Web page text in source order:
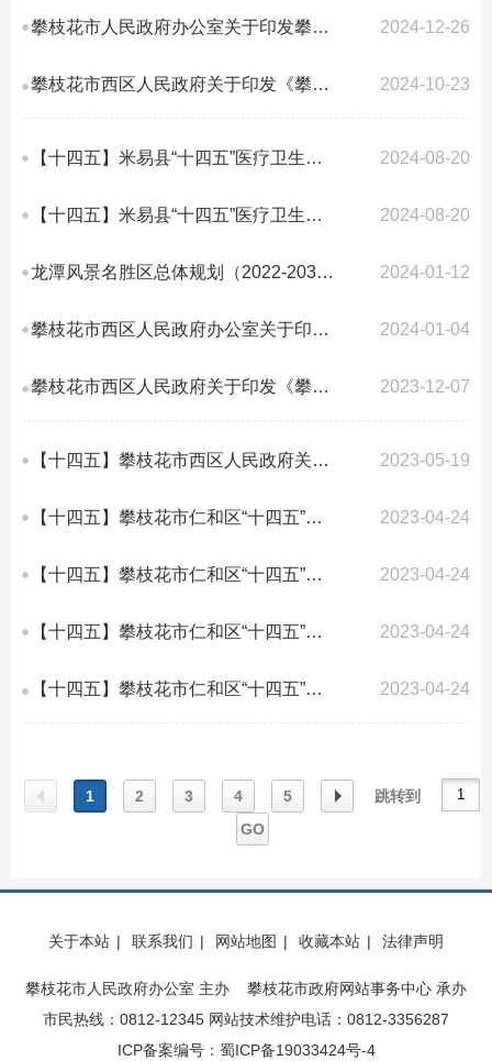
攀枝花市人民政府办公室关于印发攀枝花市地质灾害避险搬迁专项规划（2023—2027... 2024-12-26
攀枝花市西区人民政府关于印发《攀枝花市西区国家生态文明建设示范区规划（2023... 2024-10-23
【十四五】米易县“十四五”医疗卫生服务体系规划解读 2024-08-20
【十四五】米易县“十四五”医疗卫生服务体系规划 2024-08-20
龙潭风景名胜区总体规划（2022-2035年） 2024-01-12
攀枝花市西区人民政府办公室关于印发《攀枝花市西区“十四五”医疗卫生服务体系... 2024-01-04
攀枝花市西区人民政府关于印发《攀枝花市西区“十四五”生态环境保护规划》的通... 2023-12-07
【十四五】攀枝花市西区人民政府关于印发《攀枝花市西区“十四五”工业发展规划... 2023-05-19
【十四五】攀枝花市仁和区“十四五”促进就业和社会保障事业发展规划 2023-04-24
【十四五】攀枝花市仁和区“十四五”卫生健康发展规划 2023-04-24
【十四五】攀枝花市仁和区“十四五”水安全保障规划 2023-04-24
【十四五】攀枝花市仁和区“十四五”综合交通运输交通发展规划 2023-04-24
1 2 3 4 5
页
跳转到
GO
关于本站 | 联系我们 | 网站地图 | 收藏本站 | 法律声明
攀枝花市人民政府办公室 主办 攀枝花市政府网站事务中心 承办
市民热线：0812-12345 网站技术维护电话：0812-3356287
ICP备案编号：蜀ICP备19033424号-4